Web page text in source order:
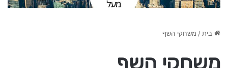
בית/ משחקי השף
משחקי השף